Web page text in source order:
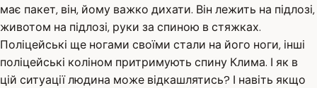
має пакет, він, йому важко дихати. Він лежить на підлозі,
животом на підлозі, руки за спиною в стяжках.
Поліцейські ще ногами своїми стали на його ноги, інші
поліцейські коліном притримують спину Клима. І як в
цій ситуації людина може відкашлятись? І навіть якщо